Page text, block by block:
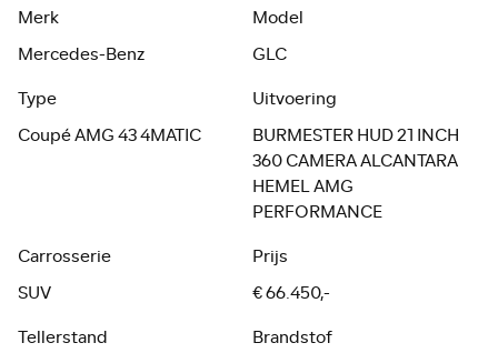
Merk
Mercedes-Benz
Model
GLC
Type
Coupé AMG 43 4MATIC
Uitvoering
BURMESTER HUD 21 INCH
360 CAMERA ALCANTARA
HEMEL AMG
PERFORMANCE
Carrosserie
SUV
Prijs
€ 66.450,-
Tellerstand
Brandstof